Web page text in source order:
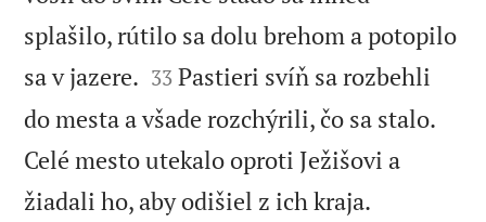
splašilo, rútilo sa dolu brehom a potopilo
sa v jazere. 

33 Pastieri svíň sa rozbehli
do mesta a všade rozchýrili, čo sa stalo.
Celé mesto utekalo oproti Ježišovi a
žiadali ho, aby odišiel z ich kraja.